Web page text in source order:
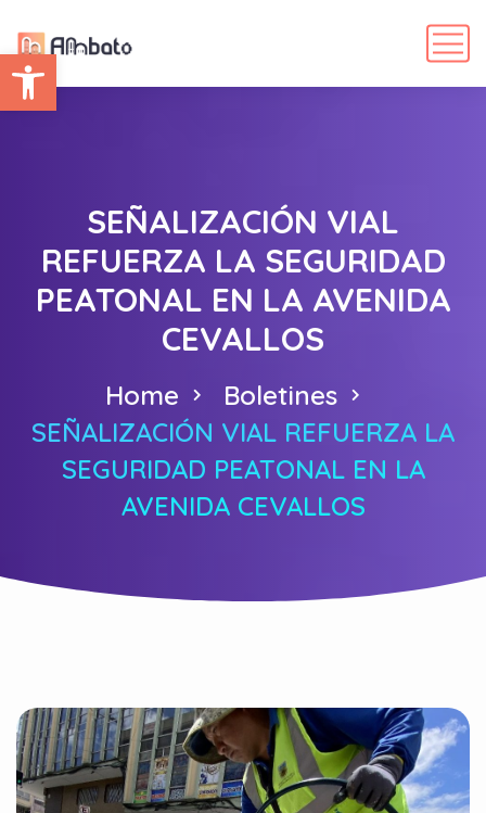
Abrir barra de herramientas
SEÑALIZACIÓN VIAL
REFUERZA LA SEGURIDAD
PEATONAL EN LA AVENIDA
CEVALLOS
Home
Boletines
SEÑALIZACIÓN VIAL REFUERZA LA
SEGURIDAD PEATONAL EN LA
AVENIDA CEVALLOS